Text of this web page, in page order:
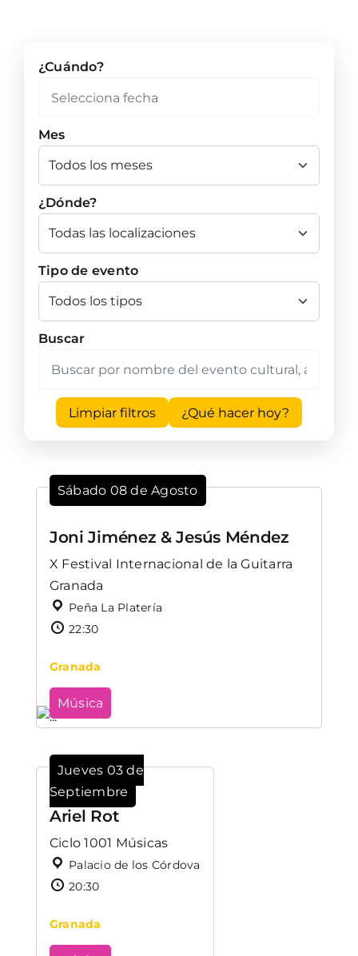
¿Cuándo?
Mes
¿Dónde?
Tipo de evento
Buscar
Limpiar filtros ¿Qué hacer hoy?
Sábado 08 de Agosto
Joni Jiménez & Jesús Méndez
X Festival Internacional de la Guitarra
Granada
Peña La Platería
22:30
Granada
Música
Jueves 03 de
Septiembre
Ariel Rot
Ciclo 1001 Músicas
Palacio de los Córdova
20:30
Granada